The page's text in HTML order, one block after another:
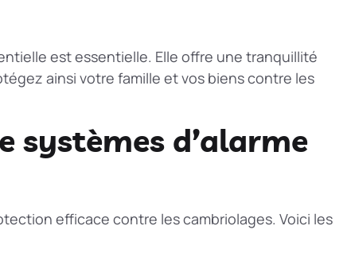
est essentielle. Elle offre une tranquillité
ainsi votre famille et vos biens contre les
systèmes d’alarme
efficace contre les cambriolages. Voici les